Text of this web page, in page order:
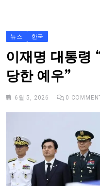
뉴스 한국
이재명 대통
당한 예우”
6월 5, 2026 0